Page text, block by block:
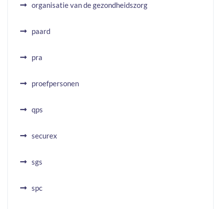
organisatie van de gezondheidszorg
paard
pra
proefpersonen
qps
securex
sgs
spc